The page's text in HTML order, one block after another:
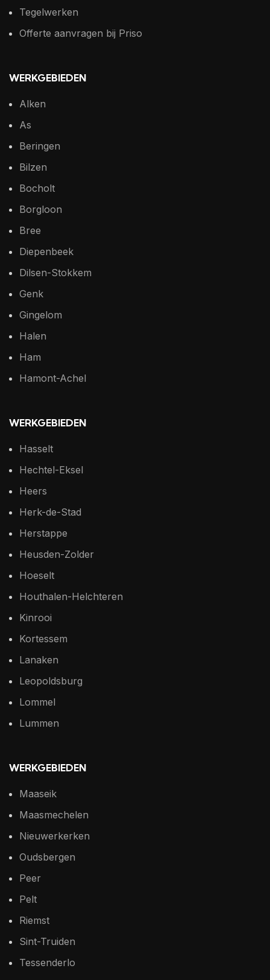
Tegelwerken
Offerte aanvragen bij Priso
WERKGEBIEDEN
Alken
As
Beringen
Bilzen
Bocholt
Borgloon
Bree
Diepenbeek
Dilsen-Stokkem
Genk
Gingelom
Halen
Ham
Hamont-Achel
WERKGEBIEDEN
Hasselt
Hechtel-Eksel
Heers
Herk-de-Stad
Herstappe
Heusden-Zolder
Hoeselt
Houthalen-Helchteren
Kinrooi
Kortessem
Lanaken
Leopoldsburg
Lommel
Lummen
WERKGEBIEDEN
Maaseik
Maasmechelen
Nieuwerkerken
Oudsbergen
Peer
Pelt
Riemst
Sint-Truiden
Tessenderlo